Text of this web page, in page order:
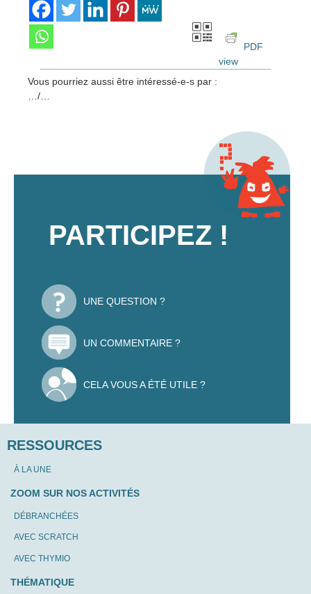
PDF
view
Vous pourriez aussi être intéressé-e-s par :
…/…
PARTICIPEZ !
UNE QUESTION ?
UN COMMENTAIRE ?
CELA VOUS A ÉTÉ UTILE ?
RESSOURCES
À LA UNE
ZOOM SUR NOS ACTIVITÉS
DÉBRANCHÉES
AVEC SCRATCH
AVEC THYMIO
THÉMATIQUE